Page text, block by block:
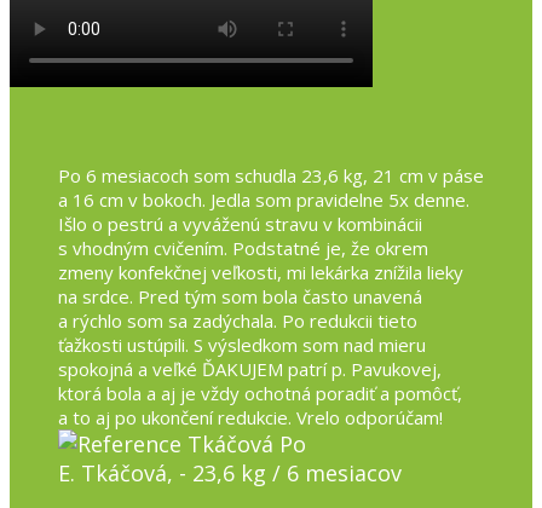
Po 6 mesiacoch som schudla 23,6 kg, 21 cm v páse
a 16 cm v bokoch. Jedla som pravidelne 5x denne.
Išlo o pestrú a vyváženú stravu v kombinácii
s vhodným cvičením. Podstatné je, že okrem
zmeny konfekčnej veľkosti, mi lekárka znížila lieky
na srdce. Pred tým som bola často unavená
a rýchlo som sa zadýchala. Po redukcii tieto
ťažkosti ustúpili. S výsledkom som nad mieru
spokojná a veľké ĎAKUJEM patrí p. Pavukovej,
ktorá bola a aj je vždy ochotná poradiť a pomôcť,
a to aj po ukončení redukcie. Vrelo odporúčam!
E. Tkáčová, - 23,6 kg / 6 mesiacov